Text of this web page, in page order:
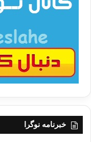
خبرنامه نوگرا